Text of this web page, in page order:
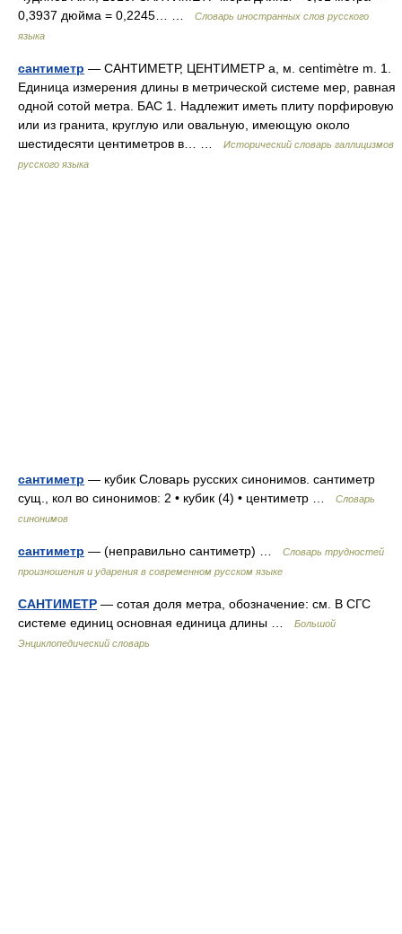
0,3937 дюйма = 0,2245… …
Словарь иностранных слов русского
языка
сантиметр — САНТИМЕТР, ЦЕНТИМЕТР а, м. centimètre m. 1.
Единица измерения длины в метрической системе мер, равная
одной сотой метра. БАС 1. Надлежит иметь плиту порфировую
или из гранита, круглую или овальную, имеющую около
шестидесяти центиметров в… …
Исторический словарь галлицизмов
русского языка
сантиметр — кубик Словарь русских синонимов. сантиметр
сущ., кол во синонимов: 2 • кубик (4) • центиметр …
Словарь
синонимов
сантиметр — (неправильно сантиметр) …
Словарь трудностей
произношения и ударения в современном русском языке
САНТИМЕТР — сотая доля метра, обозначение: см. В СГС
системе единиц основная единица длины …
Большой
Энциклопедический словарь